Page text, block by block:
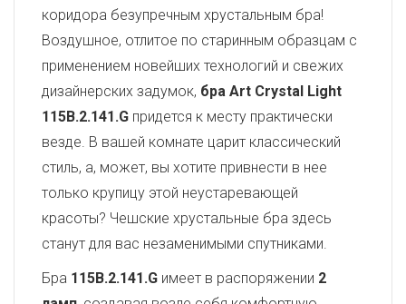
коридора безупречным хрустальным бра!
Воздушное, отлитое по старинным образцам с
применением новейших технологий и свежих
дизайнерских задумок, бра Art Crystal Light
115B.2.141.G придется к месту практически
везде. В вашей комнате царит классический
стиль, а, может, вы хотите привнести в нее
только крупицу этой неустаревающей
красоты? Чешские хрустальные бра здесь
станут для вас незаменимыми спутниками.
Бра 115B.2.141.G имеет в распоряжении 2